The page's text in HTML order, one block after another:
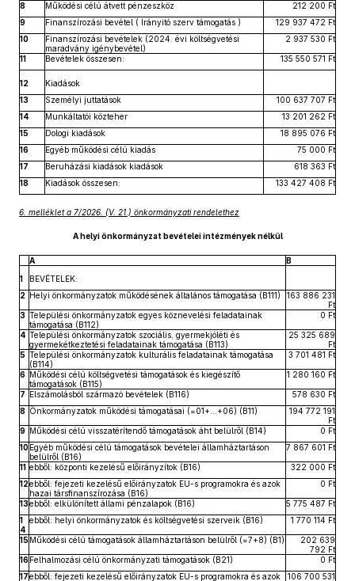
8
Működési célú átvett pénzeszköz
212 200 Ft
9
Finanszírozási bevétel ( Irányitó szerv támogatás )
129 937 472 Ft
10
Finanszírozási bevételek (2024. évi költségvetési
maradvány igénybevétel)
2 937 530 Ft
11 Bevételek összesen: 135 550 571 Ft
12
Kiadások
13
Személyi juttatások
100 637 707 Ft
14
Munkáltatói közteher
13 201 262 Ft
15
Dologi kiadások
18 895 076 Ft
16
Egyéb működési célú kiadás
75 000 Ft
17
Beruházási kiadások kiadások
618 363 Ft
18
Kiadások összesen: 133 427 408 Ft
6. melléklet a 7/2026. (V. 21.) önkormányzati rendelethez
A helyi önkormányzat bevételei intézmények nélkül
A
B
1
BEVÉTELEK:
2 Helyi önkormányzatok működésének általános támogatása (B111)
163 886 231
Ft
3 Települési önkormányzatok egyes köznevelési feladatainak
támogatása (B112)
0 Ft
4 Települési önkormányzatok szociális, gyermekjóléti és
gyermekétkeztetési feladatainak támogatása (B113)
25 325 689
Ft
5 Települési önkormányzatok kulturális feladatainak támogatása
(B114)
3 701 481 Ft
6 Működési célú költségvetési támogatások és kiegészítő
támogatások (B115)
1 280 160 Ft
7 Elszámolásból származó bevételek (B116)
578 630 Ft
8 Önkormányzatok működési támogatásai (=01+…+06) (B11)
194 772 191
Ft
9 Működési célú visszatérítendő támogatások áht belülről (B14)
0 Ft
10 Egyéb működési célú támogatások bevételei államháztartáson
belülről (B16)
7 867 601 Ft
11 ebből: központi kezelésű előirányzítok (B16)
322 000 Ft
12ebből: fejezeti kezelésű előirányzatok EU-s programokra és azok
hazai társfinanszírozása (B16)
0 Ft
13ebből: elkülönített állami pénzalapok (B16)
5 775 487 Ft
1
4
ebből: helyi önkormányzatok és költségvetési szerveik (B16) 1 770 114 Ft
15Működési célú támogatások államháztartáson belülről (=7+8) (B1)
202 639
792 Ft
16Felhalmozási célú önkormányzati támogatások (B21)
0 Ft
17ebből: fejezeti kezelésű előirányzatok EU-s programokra és azok 106 700 531